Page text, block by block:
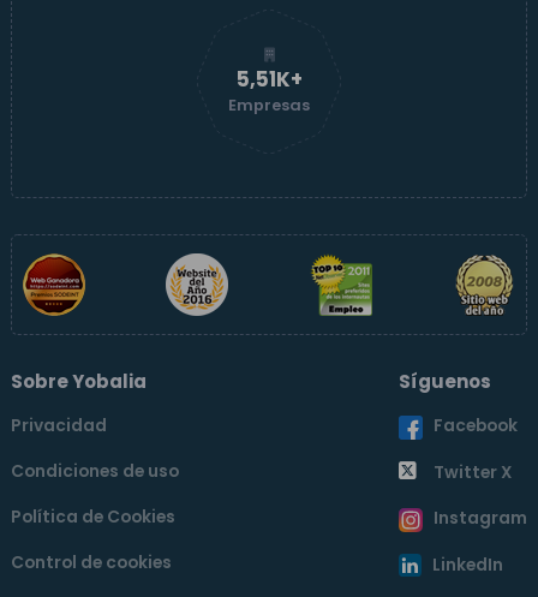
5,51K+
Empresas
Sobre Yobalia
Privacidad
Condiciones de uso
Política de Cookies
Control de cookies
Síguenos
Facebook
Twitter X
Instagram
LinkedIn